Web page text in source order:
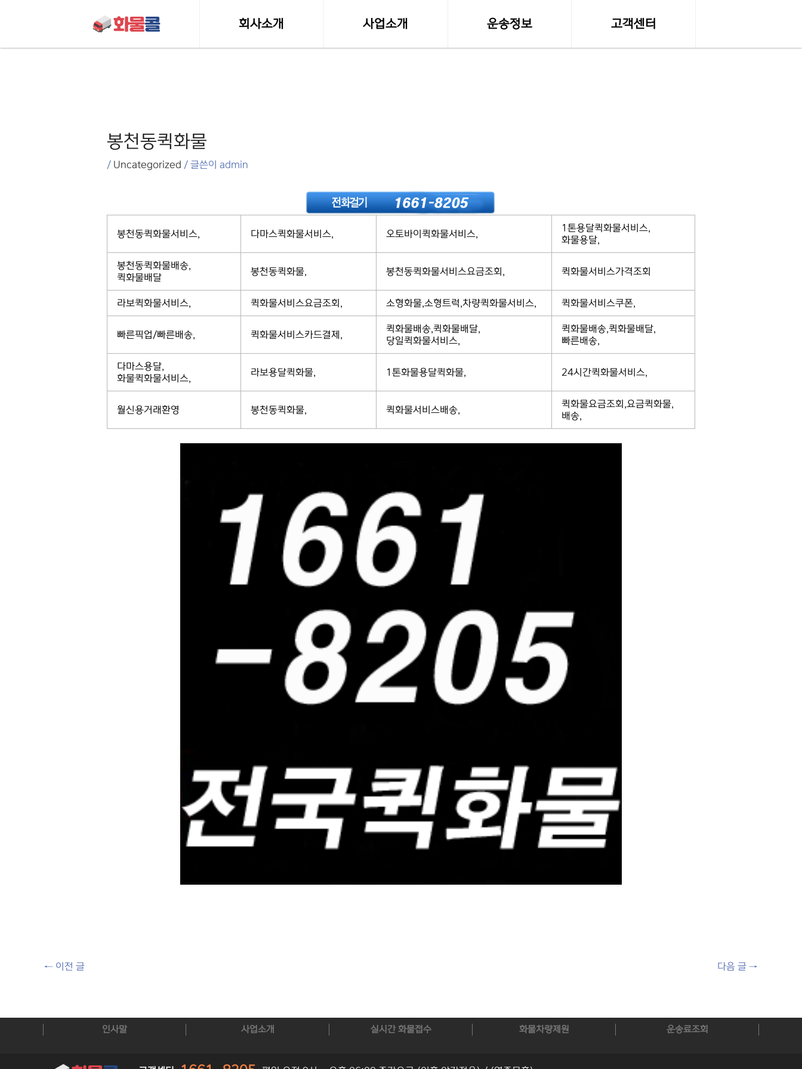
회사소개 사업소개
전국함바(혼적)차량
운송정보
고속버스터미널-탁송료
고객센터
봉천동퀵화물
/ Uncategorized / 글쓴이 admin
봉천동퀵화물서비스, 다마스퀵화물서비스, 오토바이퀵화물서비스,
1톤용달퀵화물서비스,
화물용달,
봉천동퀵화물배송,
퀵화물배달
봉천동퀵화물, 봉천동퀵화물서비스요금조회, 퀵화물서비스가격조회
라보퀵화물서비스, 퀵화물서비스요금조회, 소형화물,소형트럭,차량퀵화물서비스, 퀵화물서비스쿠폰,
빠른픽업/빠른배송, 퀵화물서비스카드결제,
퀵화물배송,퀵화물배달,
당일퀵화물서비스,
퀵화물배송,퀵화물배달,
빠른배송,
다마스용달,
화물퀵화물서비스,
라보용달퀵화물, 1톤화물용달퀵화물, 24시간퀵화물서비스,
월신용거래환영 봉천동퀵화물, 퀵화물서비스배송,
퀵화물요금조회,요금퀵화물,
배송,
← 이전 글 다음 글 →
인사말 사업소개 실시간 화물접수 화물차량제원 운송료조회